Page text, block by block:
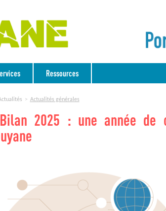
Ressources
Actualités générales
2025 : une année de